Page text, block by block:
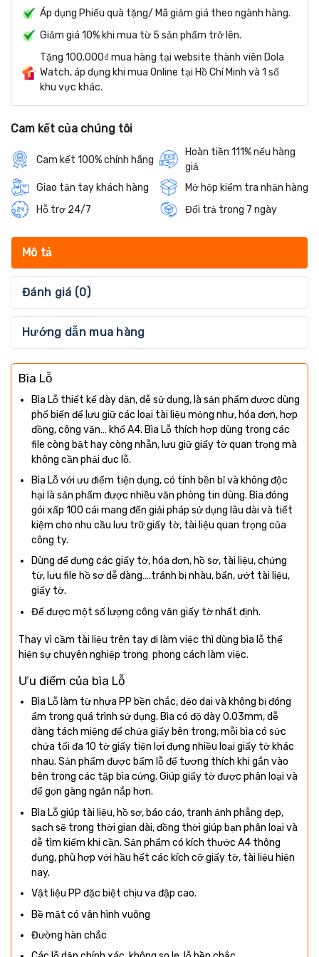
Áp dụng Phiếu quà tặng/ Mã giảm giá theo ngành hàng.
Giảm giá 10% khi mua từ 5 sản phẩm trở lên.
Tặng 100.000₫ mua hàng tại website thành viên Dola
Watch, áp dụng khi mua Online tại Hồ Chí Minh và 1 số
khu vực khác.
Cam kết của chúng tôi
Cam kết 100% chính hãng
Hoàn tiền 111% nếu hàng
giả
Giao tận tay khách hàng
Mở hộp kiểm tra nhận hàng
Hỗ trợ 24/7
Đổi trả trong 7 ngày
Mô tả
Đánh giá (0)
Hướng dẫn mua hàng
Bìa Lỗ
Bìa Lỗ thiết kế dày dặn, dễ sử dụng, là sản phẩm được dùng
phổ biến để lưu giữ các loại tài liệu mỏng như, hóa đơn, hợp
đồng, công văn… khổ A4. Bìa Lỗ thích hợp dùng trong các
file còng bật hay còng nhẫn, lưu giữ giấy tờ quan trọng mà
không cần phải đục lỗ.
Bìa Lỗ với ưu điểm tiện dụng, có tính bền bỉ và không độc
hại là sản phẩm được nhiều văn phòng tin dùng. Bìa đóng
gói xấp 100 cái mang đến giải pháp sử dụng lâu dài và tiết
kiệm cho nhu cầu lưu trữ giấy tờ, tài liệu quan trọng của
công ty.
Dùng để đựng các giấy tờ, hóa đơn, hồ sơ, tài liệu, chứng
từ, lưu file hồ sơ dễ dàng….tránh bị nhàu, bẩn, ướt tài liệu,
giấy tờ.
Để được một số lượng công văn giấy tờ nhất định.
Thay vì cầm tài liệu trên tay đi làm việc thì dùng bìa lỗ thể
hiện sự chuyên nghiệp trong phong cách làm việc.
Ưu điểm của bìa Lỗ
Bìa Lỗ làm từ nhựa PP bền chắc, dẻo dai và không bị đóng
ẩm trong quá trình sử dụng. Bìa có độ dày 0.03mm, dễ
dàng tách miệng để chứa giấy bên trong, mỗi bìa có sức
chứa tối đa 10 tờ giấy tiện lợi đựng nhiều loại giấy tờ khác
nhau. Sản phẩm được bấm lỗ để tương thích khi gắn vào
bên trong các tập bìa cứng. Giúp giấy tờ được phân loại và
để gọn gàng ngăn nắp hơn.
Bìa Lỗ giúp tài liệu, hồ sơ, báo cáo, tranh ảnh phẳng đẹp,
sạch sẽ trong thời gian dài, đồng thời giúp bạn phân loại và
dễ tìm kiếm khi cần. Sản phẩm có kích thước A4 thông
dụng, phù hợp với hầu hết các kích cỡ giấy tờ, tài liệu hiện
nay.
Vật liệu PP đặc biệt chịu va đập cao.
Bề mặt có vân hình vuông
Đường hàn chắc